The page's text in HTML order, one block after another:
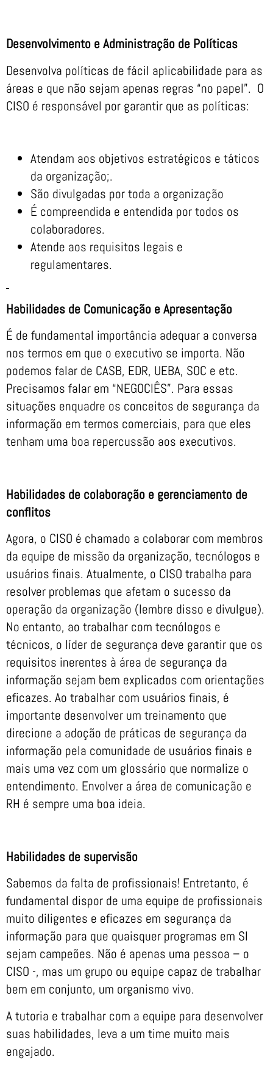
Desenvolvimento e Administração de Políticas
Desenvolva políticas de fácil aplicabilidade para as
áreas e que não sejam apenas regras “no papel”. O
CISO é responsável por garantir que as políticas:
Atendam aos objetivos estratégicos e táticos
da organização;.
São divulgadas por toda a organização
É compreendida e entendida por todos os
colaboradores.
Atende aos requisitos legais e
regulamentares.
Habilidades de Comunicação e Apresentação
É de fundamental importância adequar a conversa
nos termos em que o executivo se importa. Não
podemos falar de CASB, EDR, UEBA, SOC e etc.
Precisamos falar em “NEGOCIÊS”. Para essas
situações enquadre os conceitos de segurança da
informação em termos comerciais, para que eles
tenham uma boa repercussão aos executivos.
Habilidades de colaboração e gerenciamento de
conflitos
Agora, o CISO é chamado a colaborar com membros
da equipe de missão da organização, tecnólogos e
usuários finais. Atualmente, o CISO trabalha para
resolver problemas que afetam o sucesso da
operação da organização (lembre disso e divulgue).
No entanto, ao trabalhar com tecnólogos e
técnicos, o líder de segurança deve garantir que os
requisitos inerentes à área de segurança da
informação sejam bem explicados com orientações
eficazes. Ao trabalhar com usuários finais, é
importante desenvolver um treinamento que
direcione a adoção de práticas de segurança da
informação pela comunidade de usuários finais e
mais uma vez com um glossário que normalize o
entendimento. Envolver a área de comunicação e
RH é sempre uma boa ideia.
Habilidades de supervisão
Sabemos da falta de profissionais! Entretanto, é
fundamental dispor de uma equipe de profissionais
muito diligentes e eficazes em segurança da
informação para que quaisquer programas em SI
sejam campeões. Não é apenas uma pessoa – o
CISO -, mas um grupo ou equipe capaz de trabalhar
bem em conjunto, um organismo vivo.
A tutoria e trabalhar com a equipe para desenvolver
suas habilidades, leva a um time muito mais
engajado.